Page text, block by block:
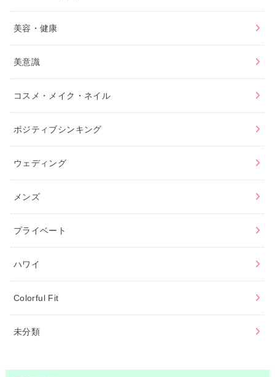
美容・健康
美意識
コスメ・メイク・ネイル
ポジティブシンキング
ウェディング
メンズ
プライベート
ハワイ
Colorful Fit
未分類